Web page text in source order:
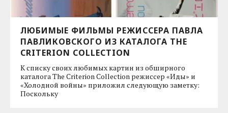
ЛЮБИМЫЕ ФИЛЬМЫ РЕЖИССЕРА ПАВЛА
ПАВЛИКОВСКОГО ИЗ КАТАЛОГА THE
CRITERION COLLECTION
К списку своих любимых картин из обширного
каталога The Criterion Collection режиссер «Иды» и
«Холодной войны» приложил следующую заметку:
Поскольку